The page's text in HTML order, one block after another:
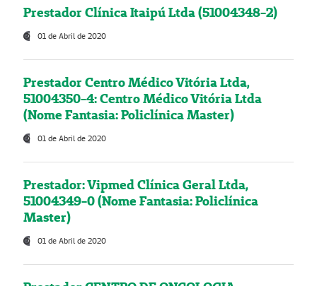
Prestador Clínica Itaipú Ltda (51004348-2)
01 de Abril de 2020
Prestador Centro Médico Vitória Ltda,
51004350-4: Centro Médico Vitória Ltda
(Nome Fantasia: Policlínica Master)
01 de Abril de 2020
Prestador: Vipmed Clínica Geral Ltda,
51004349-0 (Nome Fantasia: Policlínica
Master)
01 de Abril de 2020